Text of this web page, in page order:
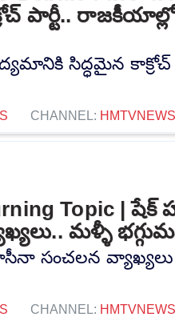
పార్టీ..
సిద్ధమైన
CHANNEL: HMTVNEWS
Topic |
మళ్ళీ
సంచలన
CHANNEL: HMTVNEWS